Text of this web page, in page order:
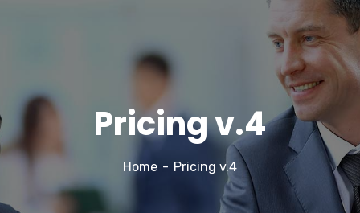
Pricing v.4
Home Pricing v.4